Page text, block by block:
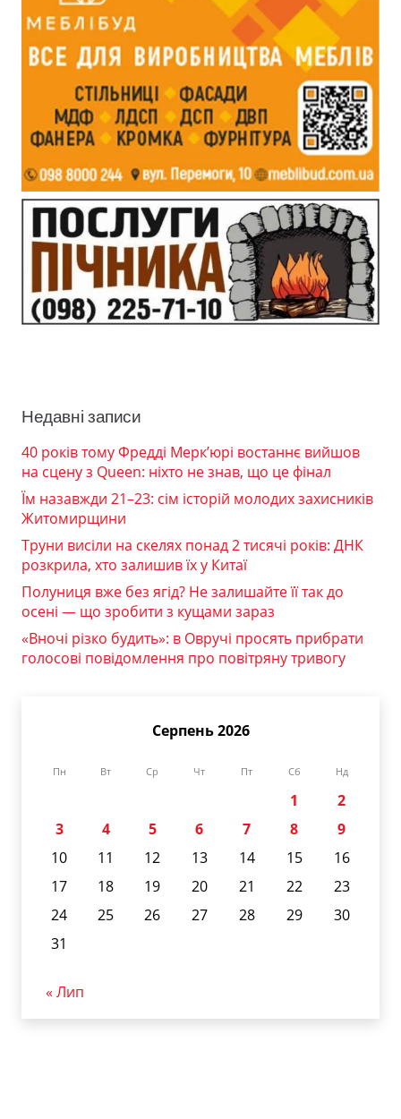
Недавні записи
40 років тому Фредді Мерк’юрі востаннє вийшов
на сцену з Queen: ніхто не знав, що це фінал
Їм назавжди 21–23: сім історій молодих захисників
Житомирщини
Труни висіли на скелях понад 2 тисячі років: ДНК
розкрила, хто залишив їх у Китаї
Полуниця вже без ягід? Не залишайте її так до
осені — що зробити з кущами зараз
«Вночі різко будить»: в Овручі просять прибрати
голосові повідомлення про повітряну тривогу
Серпень 2026
Пн Вт Ср Чт Пт Сб Нд
1
2
3
4 5 6 7 8
9
10
11 12 13 14 15
16
17
18 19 20 21 22
23
24
25 26 27 28 29
30
31
« Лип